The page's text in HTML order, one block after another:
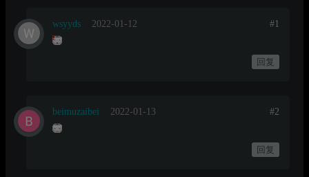
wsyyds 2022-01-12 #1
回复
beimuzaibei 2022-01-13 #2
回复